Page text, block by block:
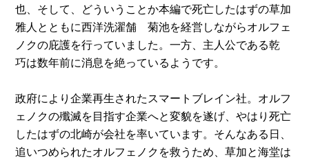
也、そして、どういうことか本編で死亡したはずの草加
雅人とともに西洋洗濯舗 菊池を経営しながらオルフェ
ノクの庇護を行っていました。一方、主人公である乾
巧は数年前に消息を絶っているようです。
政府により企業再生されたスマートブレイン社。オルフ
ェノクの殲滅を目指す企業へと変貌を遂げ、やはり死亡
したはずの北崎が会社を率いています。そんなある日、
追いつめられたオルフェノクを救うため、草加と海堂は